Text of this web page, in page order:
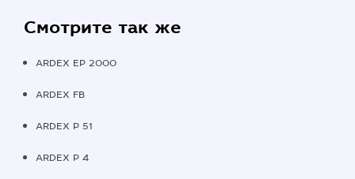
Смотрите так же
ARDEX EP 2000
ARDEX FB
ARDEX P 51
ARDEX P 4